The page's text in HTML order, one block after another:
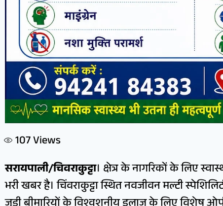
107Views
सरायपाली/चिवराकुट्टा। क्षेत्र के नागरिकों के लिए
भरी खबर है। चिंवराकुट्टा स्थित नवजीवन मल्टी